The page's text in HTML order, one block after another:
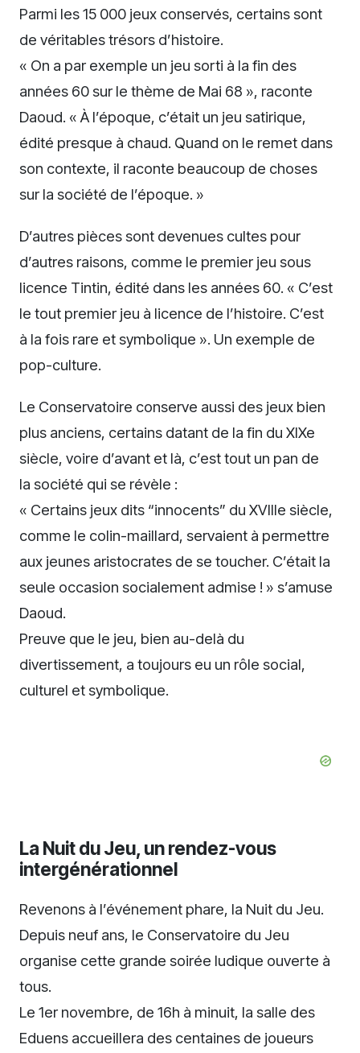
Parmi les 15 000 jeux conservés, certains sont
de véritables trésors d’histoire.
« On a par exemple un jeu sorti à la fin des
années 60 sur le thème de Mai 68 », raconte
Daoud. « À l’époque, c’était un jeu satirique,
édité presque à chaud. Quand on le remet dans
son contexte, il raconte beaucoup de choses
sur la société de l’époque. »
D’autres pièces sont devenues cultes pour
d’autres raisons, comme le premier jeu sous
licence Tintin, édité dans les années 60. « C’est
le tout premier jeu à licence de l’histoire. C’est
à la fois rare et symbolique ». Un exemple de
pop-culture.
Le Conservatoire conserve aussi des jeux bien
plus anciens, certains datant de la fin du XIXe
siècle, voire d’avant et là, c’est tout un pan de
la société qui se révèle :
« Certains jeux dits “innocents” du XVIIIe siècle,
comme le colin-maillard, servaient à permettre
aux jeunes aristocrates de se toucher. C’était la
seule occasion socialement admise ! » s’amuse
Daoud.
Preuve que le jeu, bien au-delà du
divertissement, a toujours eu un rôle social,
culturel et symbolique.
La Nuit du Jeu, un rendez-vous
intergénérationnel
Revenons à l’événement phare, la Nuit du Jeu.
Depuis neuf ans, le Conservatoire du Jeu
organise cette grande soirée ludique ouverte à
tous.
Le 1er novembre, de 16h à minuit, la salle des
Eduens accueillera des centaines de joueurs